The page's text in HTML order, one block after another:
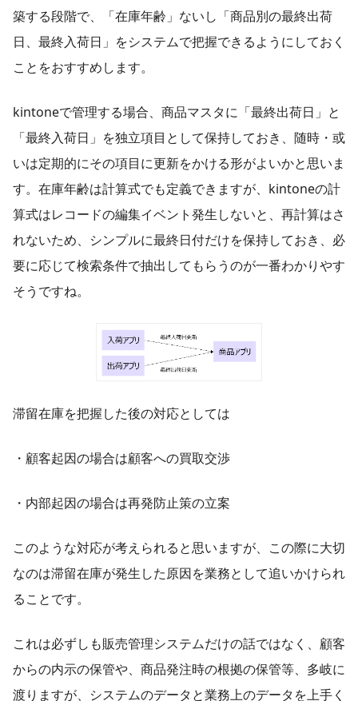
築する段階で、「在庫年齢」ないし「商品別の最終出荷
日、最終入荷日」をシステムで把握できるようにしておく
ことをおすすめします。
kintoneで管理する場合、商品マスタに「最終出荷日」と
「最終入荷日」を独立項目として保持しておき、随時・或
いは定期的にその項目に更新をかける形がよいかと思いま
す。在庫年齢は計算式でも定義できますが、kintoneの計
算式はレコードの編集イベント発生しないと、再計算はさ
れないため、シンプルに最終日付だけを保持しておき、必
要に応じて検索条件で抽出してもらうのが一番わかりやす
そうですね。
滞留在庫を把握した後の対応としては
・顧客起因の場合は顧客への買取交渉
・内部起因の場合は再発防止策の立案
このような対応が考えられると思いますが、この際に大切
なのは滞留在庫が発生した原因を業務として追いかけられ
ることです。
これは必ずしも販売管理システムだけの話ではなく、顧客
からの内示の保管や、商品発注時の根拠の保管等、多岐に
渡りますが、システムのデータと業務上のデータを上手く